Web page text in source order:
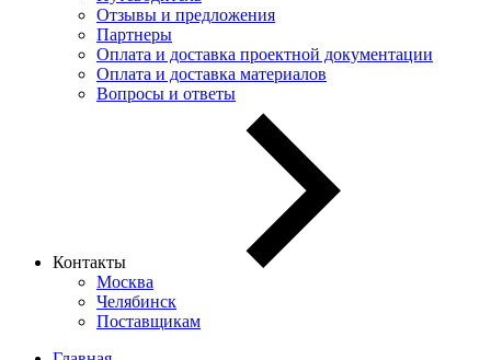
Отзывы и предложения
Партнеры
Оплата и доставка проектной документации
Оплата и доставка материалов
Вопросы и ответы
Контакты
Москва
Челябинск
Поставщикам